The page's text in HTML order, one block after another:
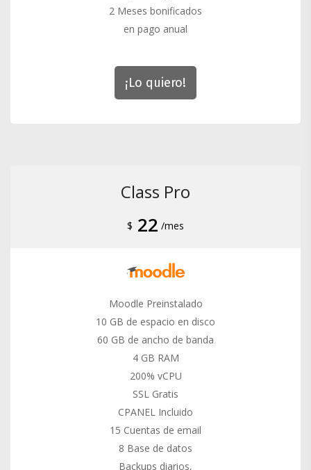
2 Meses bonificados
en pago anual
¡Lo quiero!
Class Pro
$ 22 /mes
Moodle Preinstalado
10 GB de espacio en disco
60 GB de ancho de banda
4 GB RAM
200% vCPU
SSL Gratis
CPANEL Incluido
15 Cuentas de email
8 Base de datos
Backups diarios,